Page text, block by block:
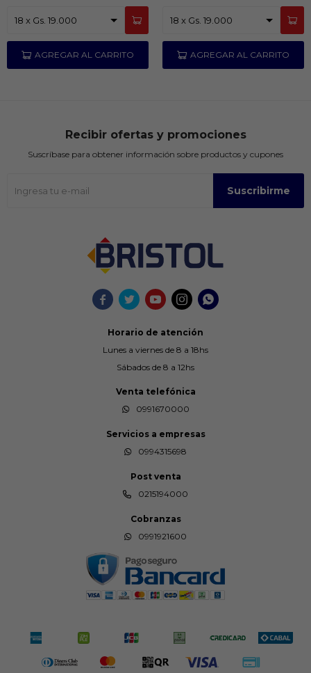
    
Horario de atención
Lunes a viernes de 8 a 18hs
Sábados de 8 a 12hs
Venta telefónica
0991670000
Servicios a empresas
0994315698
Post venta
0215194000
Cobranzas
0991921600
Recibir ofertas y promociones
Suscríbase para obtener información sobre productos y cupones
Suscribirme